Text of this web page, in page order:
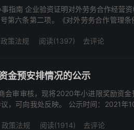
指南 企业验资证明对外劳务合作经营
第六条第二项。《对外劳务合作管理条
政策法规 阅读(1397) 去评论
金预安排情况的公示
会审审核，现将2020年小进限奖励资金
，可向我处反映。 公示时间：2021年
政策法规 阅读(1914) 去评论